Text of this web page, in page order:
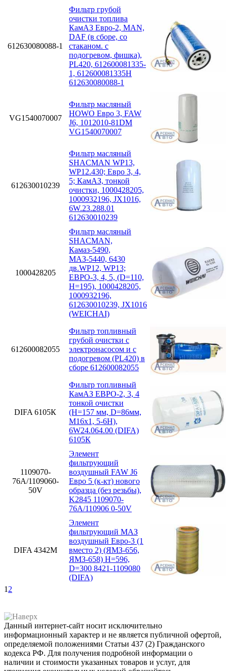
612630080088-1
Фильтр грубой
очистки топлива
КамАЗ Евро-2, MAN,
DAF (в сборе, со
стаканом. с
подогревом, фишка),
PL420, 612600081335-
1, 612600081335H
612630080088-1
VG1540070007
Фильтр масляный
HOWO Евро 3, FAW
J6, 1012010-81DM
VG1540070007
612630010239
Фильтр масляный
SHACMAN WP13,
WP12.430; Eвро 3, 4,
5; КамАЗ, тонкой
очистки, 1000428205,
1000932196, JX1016,
6W.23.288.01
612630010239
1000428205
Фильтр масляный
SHACMAN,
Камаз-5490,
МАЗ-5440, 6430
дв.WP12, WP13;
ЕВРО-3, 4, 5, (D=110,
H=195), 1000428205,
1000932196,
612630010239, JX1016
(WEICHAI)
612600082055
Фильтр топливный
грубой очистки с
электронасосом и с
подогревом (PL420) в
сборе 612600082055
DIFA 6105К
Фильтр топливный
КамАЗ ЕВРО-2, 3, 4
тонкой очистки
(H=157 мм, D=86мм,
M16x1, 5-6H),
6W24.064.00 (DIFA)
6105К
1109070-
76А/1109060-
50V
Элемент
фильтрующий
воздушный FAW J6
Евро 5 (к-кт) нового
образца (без резьбы),
K2845 1109070-
76А/110906 0-50V
DIFA 4342М
Элемент
фильтрующий МАЗ
воздушный Евро-3 (1
вместо 2) (ЯМЗ-656,
ЯМЗ-658) H=596,
D=300 8421-1109080
(DIFA)
1 2
Данный интернет-сайт носит исключительно
информационный характер и не является публичной офертой,
определяемой положениями Статьи 437 (2) Гражданского
кодекса РФ. Для получения подробной информации о
наличии и стоимости указанных товаров и услуг, для